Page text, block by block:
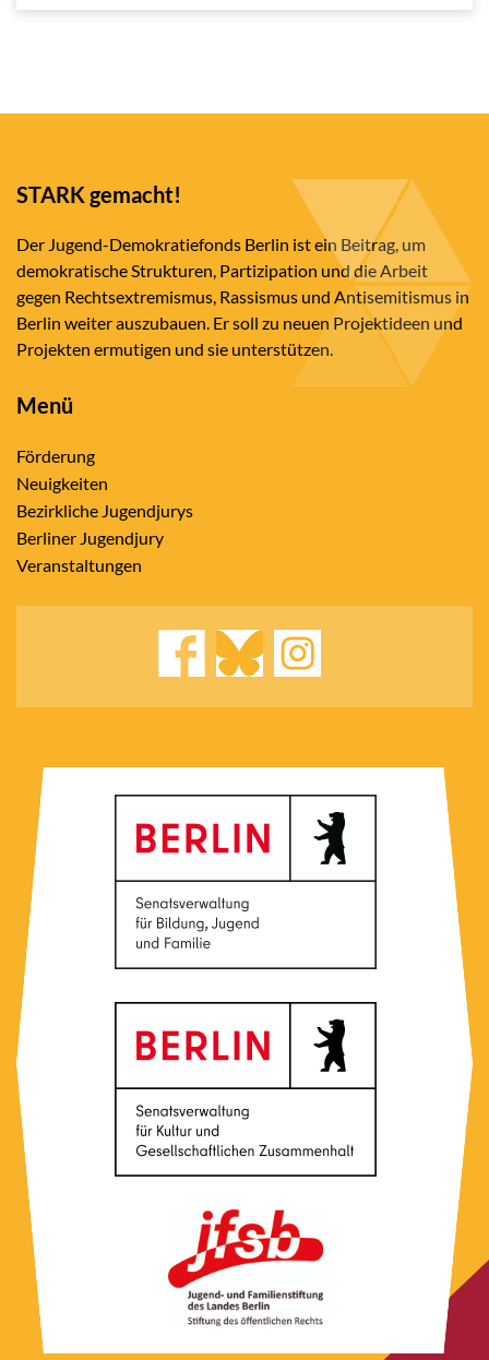
STARK gemacht!
Der Jugend-Demokratiefonds Berlin ist ein Beitrag, um
demokratische Strukturen, Partizipation und die Arbeit
gegen Rechtsextremismus, Rassismus und Antisemitismus in
Berlin weiter auszubauen. Er soll zu neuen Projektideen und
Projekten ermutigen und sie unterstützen.
Menü
Förderung
Neuigkeiten
Bezirkliche Jugendjurys
Berliner Jugendjury
Veranstaltungen